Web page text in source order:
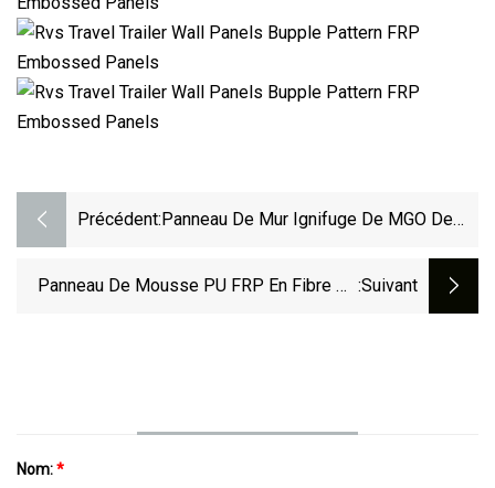
Précédent:Panneau De Mur Ignifuge De MGO De
XPS/EPS/PP De FRP De Feuille De
Panneau De Mousse PU FRP En Fibre De :suivant
Nom:*